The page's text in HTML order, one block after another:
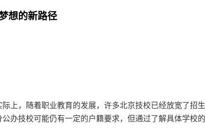
想的新路径
上，随着职业教育的发展，许多北京技校已经放宽了
办技校可能仍有一定的户籍要求，但通过了解具体学校